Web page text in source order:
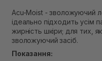
Самовивіз м. Рівне,
Немає в наявності!
Самовивіз м. Рівне,
Екватор)
Немає в наявності!
Acu-Moist - зволожуючий
ідеально підходить усім
жирність шкіри; для тих,
зволожуючий засіб.
Показання: